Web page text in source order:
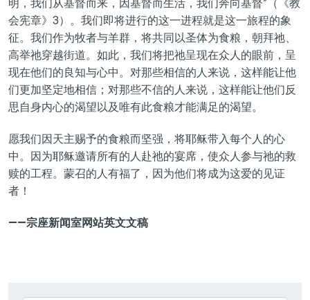
明，我们从基督而来，因基督而生活，我们奔向基督”（《教
会宪章》3）。我们即将进行的这一进程就是这一旅程的象
征。我们作为牧者与羊群，将共同以圣体为食粮，朝拜祂、
高举祂穿越街道。如此，我们将把祂呈现在众人的眼前， 呈
现在他们的良知与心中。 对那些相信的人来说，这样能让他
们更加坚定地相信；对那些不信的人来说，这样能让他们反
思自身内心的渴望以及唯有此食粮才能满足的渴望。
愿我们因天主赐予的食粮而坚强，将耶稣带入每个人的心
中。因为耶稣邀请所有的人赴祂的宴席，使众人参与祂的救
赎的工程。蒙召的人有福了，因为他们将成为这爱的见证
者！
——宗座新闻室网站英文文稿